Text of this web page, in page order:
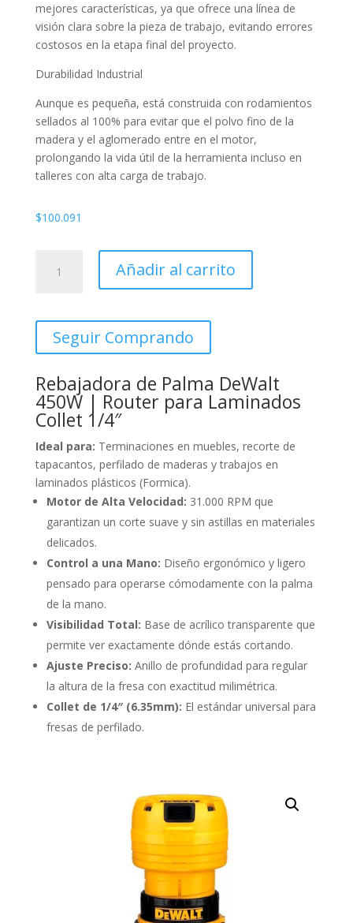
mejores características, ya que ofrece una línea de
visión clara sobre la pieza de trabajo, evitando errores
costosos en la etapa final del proyecto.
Durabilidad Industrial
Aunque es pequeña, está construida con rodamientos
sellados al 100% para evitar que el polvo fino de la
madera y el aglomerado entre en el motor,
prolongando la vida útil de la herramienta incluso en
talleres con alta carga de trabajo.
$100.091
DEWALT
cantidad
Añadir al carrito
Seguir Comprando
Rebajadora de Palma DeWalt
450W | Router para Laminados
Collet 1/4″
Ideal para: Terminaciones en muebles, recorte de
tapacantos, perfilado de maderas y trabajos en
laminados plásticos (Formica).
Motor de Alta Velocidad: 31.000 RPM que
garantizan un corte suave y sin astillas en materiales
delicados.
Control a una Mano: Diseño ergonómico y ligero
pensado para operarse cómodamente con la palma
de la mano.
Visibilidad Total: Base de acrílico transparente que
permite ver exactamente dónde estás cortando.
Ajuste Preciso: Anillo de profundidad para regular
la altura de la fresa con exactitud milimétrica.
Collet de 1/4″ (6.35mm): El estándar universal para
fresas de perfilado.